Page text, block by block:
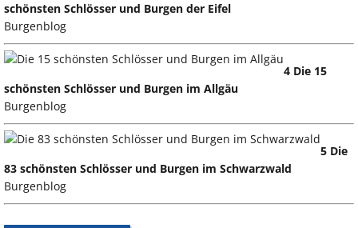
schönsten Schlösser und Burgen der Eifel
Burgenblog
4 Die 15
schönsten Schlösser und Burgen im Allgäu
Burgenblog
5 Die
83 schönsten Schlösser und Burgen im Schwarzwald
Burgenblog